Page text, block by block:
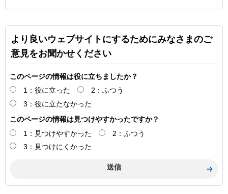
より良いウェブサイトにするためにみなさまのご
意見をお聞かせください
このページの情報は役に立ちましたか？
1：役に立った
2：ふつう
3：役に立たなかった
このページの情報は見つけやすかったですか？
1：見つけやすかった
2：ふつう
3：見つけにくかった